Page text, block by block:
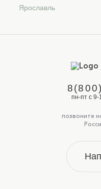
Ярославль
пн-пт с 9-
позвоните